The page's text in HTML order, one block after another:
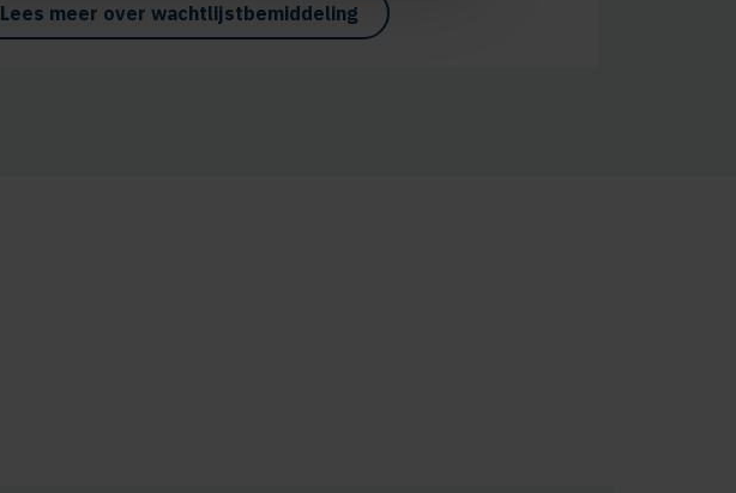
Lees meer over wachtlijstbemiddeling